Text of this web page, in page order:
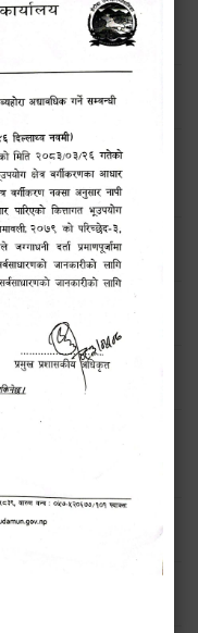
सौन्दर्य
अभियान सम्पन्न
गरिएको अत्यन्त जरूरी
कार्ययोजना
जरुरी सूचना !!